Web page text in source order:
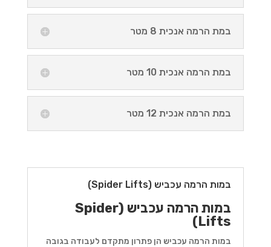
במת הרמה אנכית 8 מטר
במת הרמה אנכית 10 מטר
במת הרמה אנכית 12 מטר
במות הרמה עכביש (Spider Lifts)
במות הרמה עכביש (Spider
Lifts)
במות הרמה עכביש הן פתרון מתקדם לעבודה בגובה